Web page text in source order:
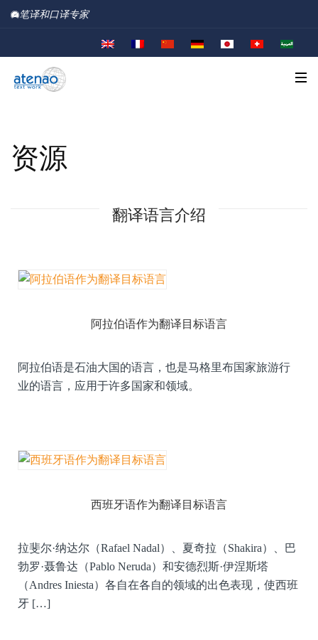
笔译和口译专家
资源
翻译语言介绍
阿拉伯语作为翻译目标语言
阿拉伯语是石油大国的语言，也是马格里布国家旅游行
业的语言，应用于许多国家和领域。
西班牙语作为翻译目标语言
拉斐尔·纳达尔（Rafael Nadal）、夏奇拉（Shakira）、巴
勃罗·聂鲁达（Pablo Neruda）和安德烈斯·伊涅斯塔
（Andres Iniesta）各自在各自的领域的出色表现，使西班
牙 […]